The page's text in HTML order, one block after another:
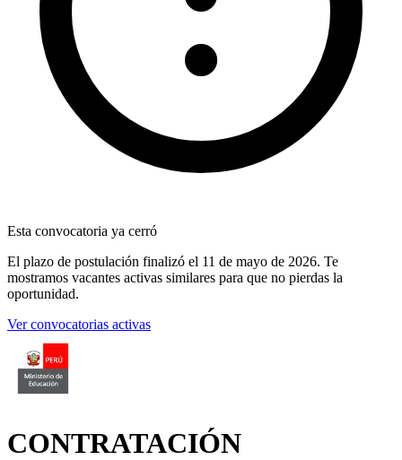
Esta convocatoria ya cerró
El plazo de postulación finalizó el 11 de mayo de 2026. Te
mostramos vacantes activas similares para que no pierdas la
oportunidad.
Ver convocatorias activas
CONTRATACIÓN